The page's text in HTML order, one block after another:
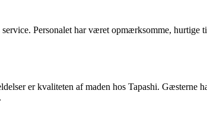
service. Personalet har været opmærksomme,
er kvaliteten af maden hos Tapashi.